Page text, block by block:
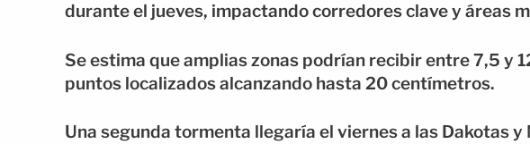
durante el jueves, impactando corredores clave y áreas
Se estima que amplias zonas podrían recibir entre 7,5 y
puntos localizados alcanzando hasta 20 centímetros.
Una segunda tormenta llegaría el viernes a las Dakotas